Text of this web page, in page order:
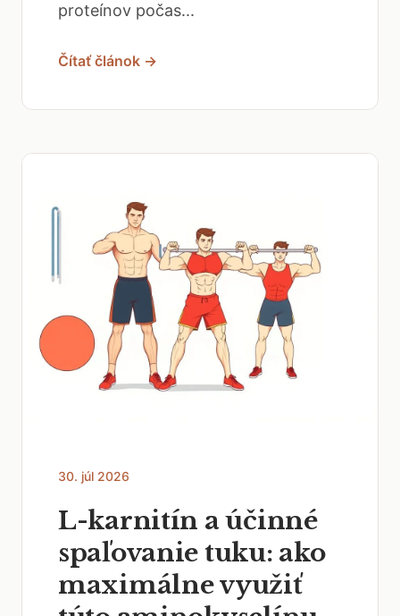
proteínov počas...
Čítať článok →
30. júl 2026
L-karnitín a účinné
spaľovanie tuku: ako
maximálne využiť